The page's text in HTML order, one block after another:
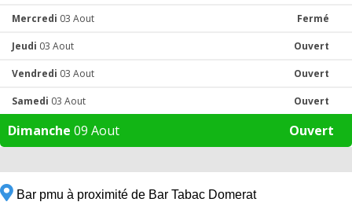
Mercredi 03 Aout Fermé
Jeudi 03 Aout Ouvert
Vendredi 03 Aout Ouvert
Samedi 03 Aout Ouvert
Dimanche 09 Aout Ouvert
Bar pmu à proximité de Bar Tabac Domerat